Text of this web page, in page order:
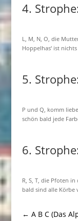
4.
L, M, N, O, die
Hoppelhas‘ ist
5.
P und Q, komm
schön bald jede
6.
R, S, T, die Pfoten
bald sind alle Körbe
← A B C (Das